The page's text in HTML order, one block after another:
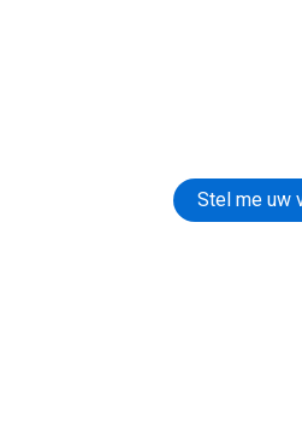
Stel me uw